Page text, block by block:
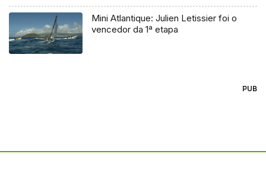
Mini Atlantique: Julien Letissier foi o
vencedor da 1ª etapa
PUB